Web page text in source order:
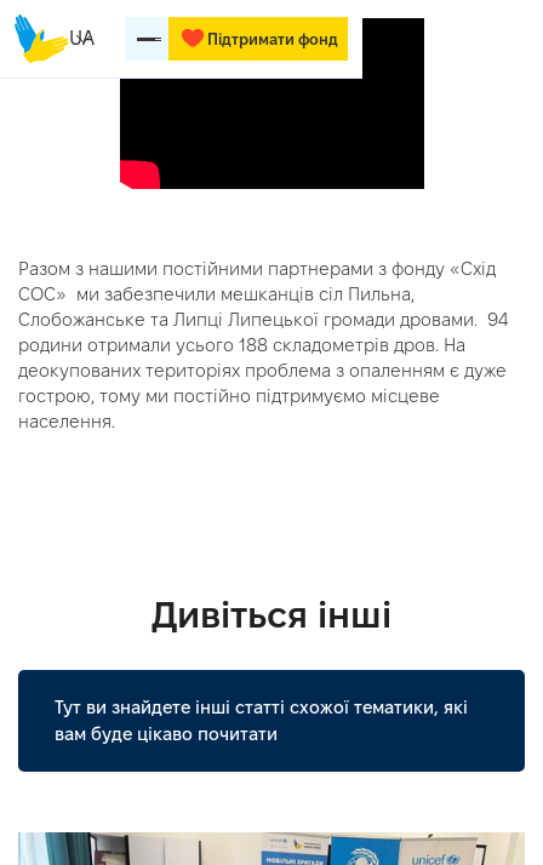
UA Підтримати фонд
Разом з нашими постійними партнерами з фонду «Схід
СОС» ми забезпечили мешканців сіл Пильна,
Слобожанське та Липці Липецької громади дровами. 94
родини отримали усього 188 складометрів дров. На
деокупованих територіях проблема з опаленням є дуже
гострою, тому ми постійно підтримуємо місцеве
населення.
Дивіться інші
Тут ви знайдете інші статті схожої тематики, які
вам буде цікаво почитати